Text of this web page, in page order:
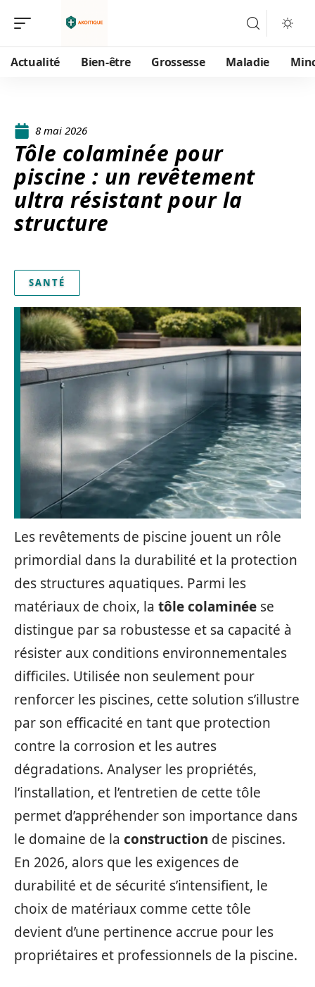
Actualité Bien-être Grossesse Maladie
8 mai 2026
Tôle colaminée pour
piscine : un revêtement
ultra résistant pour la
structure
SANTÉ
Les revêtements de piscine jouent un rôle
primordial dans la durabilité et la protection
des structures aquatiques. Parmi les
matériaux de choix, la tôle colaminée se
distingue par sa robustesse et sa capacité à
résister aux conditions environnementales
difficiles. Utilisée non seulement pour
renforcer les piscines, cette solution s’illustre
par son efficacité en tant que protection
contre la corrosion et les autres
dégradations. Analyser les propriétés,
l’installation, et l’entretien de cette tôle
permet d’appréhender son importance dans
le domaine de la construction de piscines.
En 2026, alors que les exigences de
durabilité et de sécurité s’intensifient, le
choix de matériaux comme cette tôle
devient d’une pertinence accrue pour les
propriétaires et professionnels de la piscine.